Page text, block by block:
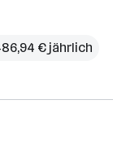
€ jährlich